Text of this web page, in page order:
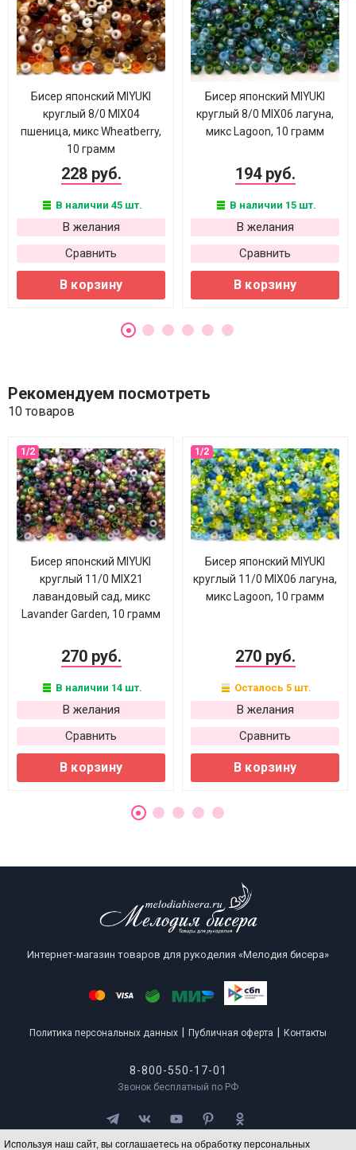
Используя наш сайт, вы соглашаетесь на обработку персональных
Бисер японский MIYUKI
круглый 8/0 MIX04
пшеница, микс Wheatberry,
10 грамм
228 руб.
В наличии 45 шт.
В желания
Сравнить
В корзину
Бисер японский MIYUKI
круглый 8/0 MIX06 лагуна,
микс Lagoon, 10 грамм
194 руб.
В наличии 15 шт.
В желания
Сравнить
В корзину
Рекомендуем посмотреть
10 товаров
Бисер японский MIYUKI
круглый 11/0 MIX21
лавандовый сад, микс
Lavander Garden, 10 грамм
270 руб.
В наличии 14 шт.
В желания
Сравнить
В корзину
Бисер японский MIYUKI
круглый 11/0 MIX06 лагуна,
микс Lagoon, 10 грамм
270 руб.
Осталось 5 шт.
В желания
Сравнить
В корзину
Интернет-магазин товаров для рукоделия «Мелодия бисера»
Политика персональных данных Публичная оферта Контакты
8-800-550-17-01
Звонок бесплатный по РФ